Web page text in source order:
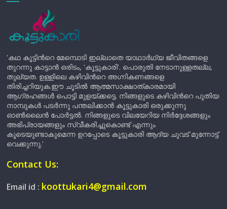
'കഥ കൂട്ടിന്‍റെ മേമ്പൊടി ഇല്ലാതെ യാഥാർഥ്യ ജീവിതങ്ങളെ
തുറന്നു കാട്ടാൻ ഒരിടം, 'കൂട്ടുകാരി'. പൊരുതി നേടാനുള്ളതല്ല,
തുല്യത. ഉള്ളിലെ കഴിവിന്‍റെ അഗ്നികണങ്ങളെ
തിരിച്ചറിയുക.ഈ ചൂടിൽ ആത്മസാക്ഷാത്കാരമായി
ആഗ്രഹങ്ങൾ പൊട്ടി മുളയ്ക്കട്ടെ. നിങ്ങളുടെ കഴിവിന്‍റെ പുതിയ
നാമ്പുകൾ പടർന്നു പന്തലിക്കാൻ കൂട്ടുകാരി ഒരുക്കുന്നു
ഓൺലൈൻ പോർട്ടൽ. നിങ്ങളുടെ വിലയേറിയ നിർദ്ദേശങ്ങളും
അഭിപ്രായങ്ങളും സ്വീകരിച്ചുകൊണ്ട് എന്നും
കൂടെയുണ്ടാകുമെന്ന ഉറപ്പോടെ കൂട്ടുകാരി ആദ്യ ചുവട് മുന്നോട്ട്
വെക്കുന്നു.'
Contact Us:
Email id : koottukari4@gmail.com